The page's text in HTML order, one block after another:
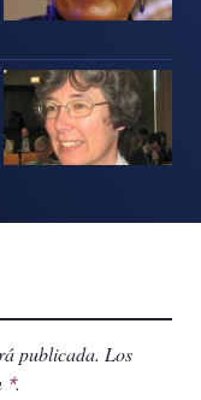
publicada. Los
*.